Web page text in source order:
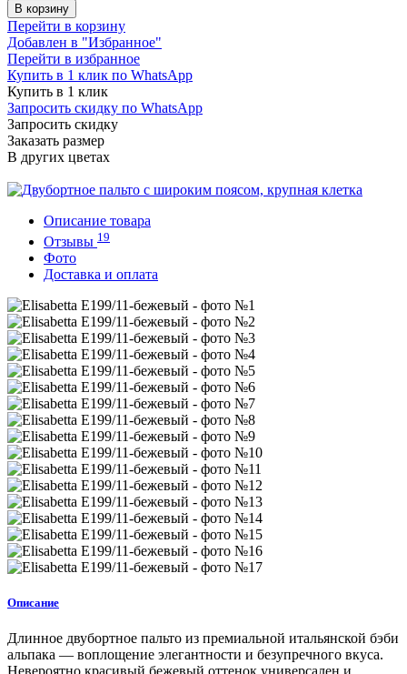
В корзину
Перейти в корзину
Добавлен в "Избранное"
Перейти в избранное
Купить в 1 клик по WhatsApp
Купить в 1 клик
Запросить скидку по WhatsApp
Запросить скидку
Заказать размер
В других цветах
Описание товара
Отзывы 19
Фото
Доставка и оплата
Описание
Длинное двубортное пальто из премиальной итальянской бэби
альпака — воплощение элегантности и безупречного вкуса.
Невероятно красивый бежевый оттенок универсален и